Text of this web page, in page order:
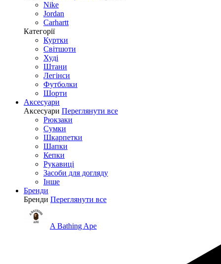
Nike
Jordan
Carhartt
Категорії
Куртки
Світшоти
Худі
Штани
Легінси
Футболки
Шорти
Аксесуари
Аксесуари Переглянути все
Рюкзаки
Сумки
Шкарпетки
Шапки
Кепки
Рукавиці
Засоби для догляду
Інше
Бренди
Бренди Переглянути все
A Bathing Ape